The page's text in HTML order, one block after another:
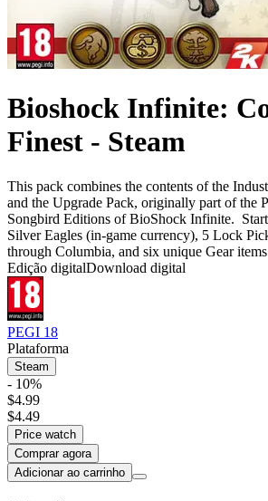
Bioshock Infinite:
Finest - Steam
This pack combines the contents of the
and the Upgrade Pack, originally part of the
Songbird Editions of BioShock Infinite.
Silver Eagles (in-game currency), 5 Lock
through Columbia, and six unique Gear
Edição digitalDownload digital
PEGI 18
Plataforma
Steam
- 10%
$4.99
$4.49
Price watch
Comprar agora
Adicionar ao carrinho